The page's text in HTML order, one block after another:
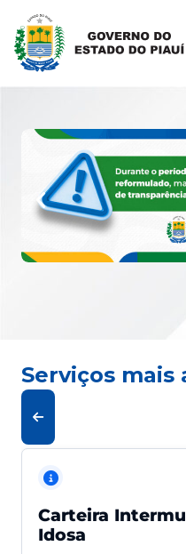
Serviços mais
Carteira
Idosa